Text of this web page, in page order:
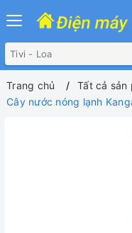
Trang chủ
Tất cả sản
Cây nước nóng lạnh